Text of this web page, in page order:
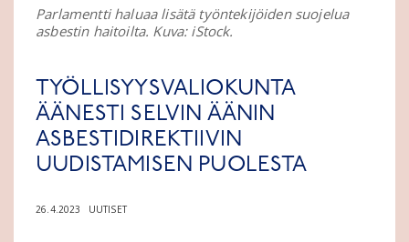
Parlamentti haluaa lisätä työntekijöiden suojelua
asbestin haitoilta. Kuva: iStock.
TYÖLLISYYSVALIOKUNTA
ÄÄNESTI SELVIN ÄÄNIN
ASBESTIDIREKTIIVIN
UUDISTAMISEN PUOLESTA
26.4.2023 UUTISET